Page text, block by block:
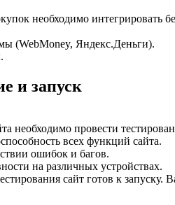
необходимо интегрировать
(WebMoney, Яндекс.Деньги).
и запуск
необходимо провести
всех функций сайта.
ошибок и багов.
на различных устройствах.
сайт готов к запуску.